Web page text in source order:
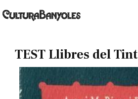
TEST Llibres del Tint